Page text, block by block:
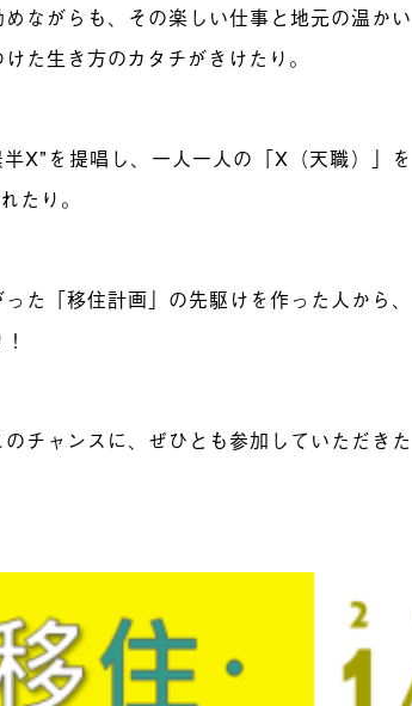
ながらも、その楽しい仕事と地元の温かい
た生き方のカタチがきけたり。
X”を提唱し、一人一人の「X（天職）」を
たり。
た「移住計画」の先駆けを作った人から、
チャンスに、ぜひとも参加していただきた